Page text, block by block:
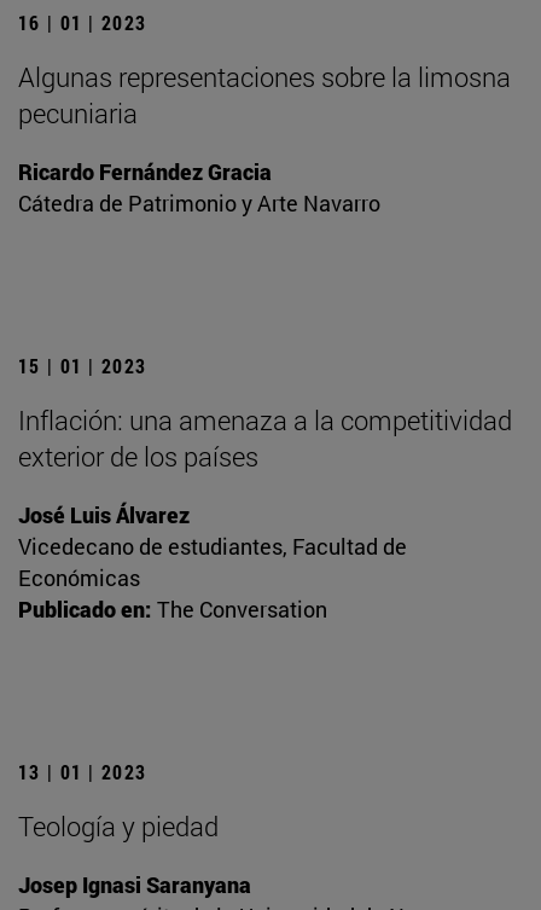
16 | 01 | 2023
Algunas representaciones sobre la limosna
pecuniaria
Ricardo Fernández Gracia
Cátedra de Patrimonio y Arte Navarro
15 | 01 | 2023
Inflación: una amenaza a la competitividad
exterior de los países
José Luis Álvarez
Vicedecano de estudiantes, Facultad de
Económicas
Publicado en: The Conversation
13 | 01 | 2023
Teología y piedad
Josep Ignasi Saranyana